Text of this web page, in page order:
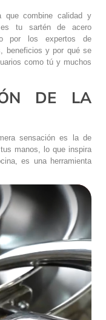
que combine calidad y
tu sartén de acero
por los expertos de
beneficios y por qué se
como tú y muchos
DE LA
sensación es la de
manos, lo que inspira
es una herramienta